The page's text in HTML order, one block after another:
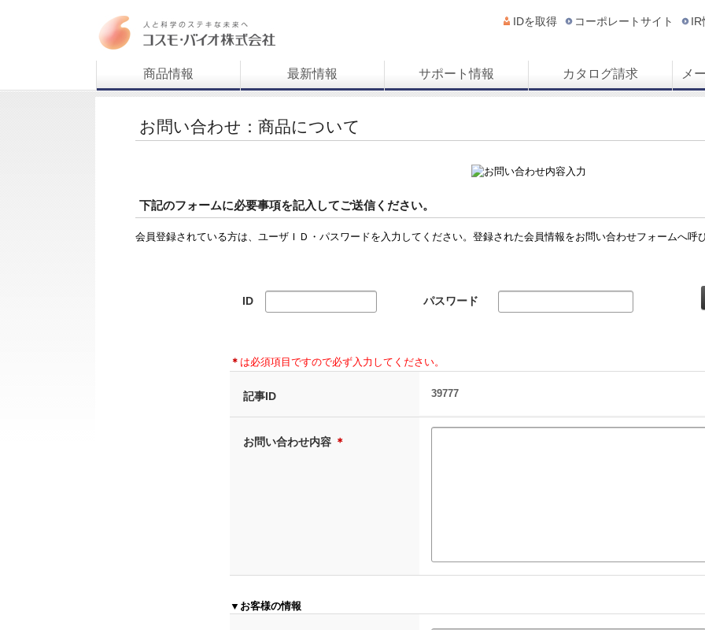
IDを取得 コーポレートサイト IR
商品情報 最新情報 サポート情報 カタログ請求 メ
お問い合わせ：商品について
下記のフォームに必要事項を記入してご送信ください。
会員登録されている方は、ユーザＩＤ・パスワードを入力してください。登録された会員情報をお問い合わせフォームへ呼
ID パスワード
＊ は必須項目ですので必ず入力してください。
記事ID 39777
お問い合わせ内容 ＊
▼お客様の情報